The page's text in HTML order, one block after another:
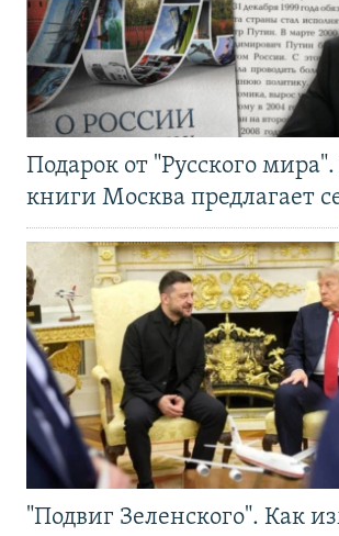
Подарок от "Русского
книги Москва предлагает
"Подвиг Зеленского". Как